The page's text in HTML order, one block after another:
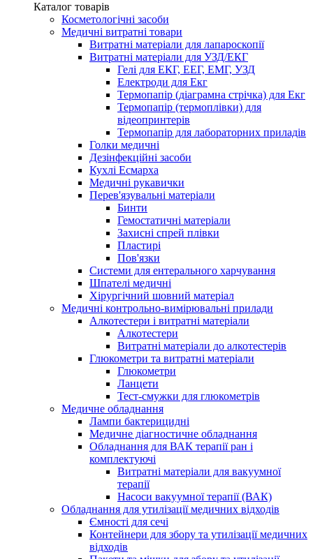
Каталог товарів
Косметологічні засоби
Медичні витратні товари
Витратні матеріали для лапароскопії
Витратні матеріали для УЗД/ЕКГ
Гелі для ЕКГ, ЕЕГ, ЕМГ, УЗД
Електроди для Екг
Термопапір (діаграмна стрічка) для Екг
Термопапір (термоплівки) для
відеопринтерів
Термопапір для лабораторних приладів
Голки медичні
Дезінфекційні засоби
Кухлі Есмарха
Медичні рукавички
Перев'язувальні матеріали
Бинти
Гемостатичні матеріали
Захисні спрей плівки
Пластирі
Пов'язки
Системи для ентерального харчування
Шпателі медичні
Хірургічний шовний матеріал
Медичні контрольно-вимірювальні прилади
Алкотестери і витратні матеріали
Алкотестери
Витратні матеріали до алкотестерів
Глюкометри та витратні матеріали
Глюкометри
Ланцети
Тест-смужки для глюкометрів
Медичне обладнання
Лампи бактерицидні
Медичне діагностичне обладнання
Обладнання для ВАК терапії ран і
комплектуючі
Витратні матеріали для вакуумної
терапії
Насоси вакуумної терапії (ВАК)
Обладнання для утилізації медичних відходів
Ємності для сечі
Контейнери для збору та утилізації медичних
відходів